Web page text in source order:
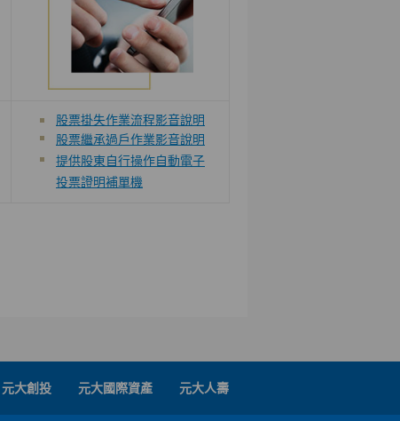
股票掛失作業流程影音說明
股票繼承過戶作業影音說明
提供股東自行操作自動電子
投票證明補單機
元大創投 元大國際資產 元大人壽